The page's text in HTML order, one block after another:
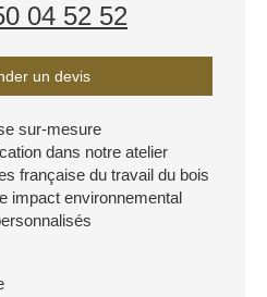
04 52 52
un devis
sur-mesure
dans notre atelier
française du travail du bois
impact environnemental